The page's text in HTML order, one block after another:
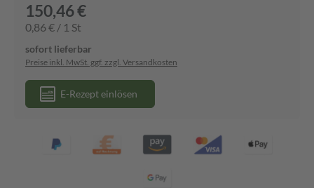
150,46 €
0,86 € / 1 St
sofort lieferbar
Preise inkl. MwSt. ggf. zzgl. Versandkosten
E-Rezept einlösen